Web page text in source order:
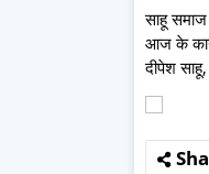
साहू
आज के
दीपेश